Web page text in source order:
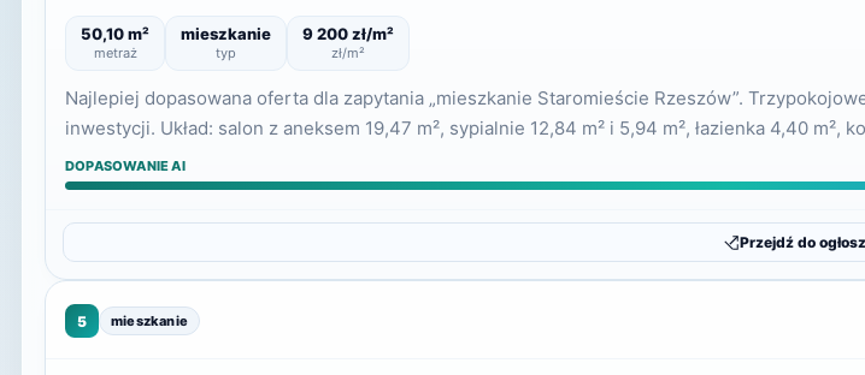
50,10 m²
metraż
mieszkanie
typ
9 200 zł/m²
zł/m²
Najlepiej dopasowana oferta dla zapytania „mieszkanie Staromieście Rzeszów”.
inwestycji. Układ: salon z aneksem 19,47 m², sypialnie 12,84 m² i 5,94 m², łazienka 4,40 m²,
DOPASOWANIE AI
Przejdź do
5 mieszkanie